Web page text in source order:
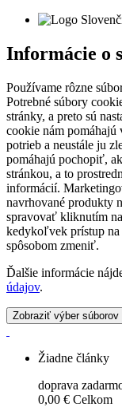
Informácie o
Používame rôzne
Potrebné súbory
stránky, a preto sú
cookie nám
potrieb a neustále ju
pomáhajú pochopiť,
stránkou, a to
informácií.
navrhované produkty
spravovať kliknutím
kedykoľvek prístup na
spôsobom zmeniť.
Ďalšie informácie
údajov.
Zobraziť výber súborov
Žiadne články
doprava
0,00 € Celkom